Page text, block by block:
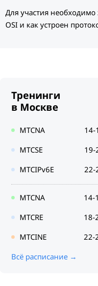
Для участия необходимо
OSI и как устроен
Тренинги
в Москве
MTCNA
14-
MTCSE
19-
MTCIPv6E
22-
MTCNA
14-
MTCRE
18-
MTCINE
22-
Всё расписание →